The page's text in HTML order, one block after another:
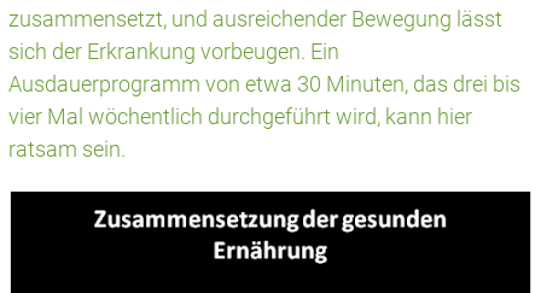
zusammensetzt, und ausreichender Bewegung lässt
sich der Erkrankung vorbeugen. Ein
Ausdauerprogramm von etwa 30 Minuten, das drei bis
vier Mal wöchentlich durchgeführt wird, kann hier
ratsam sein.